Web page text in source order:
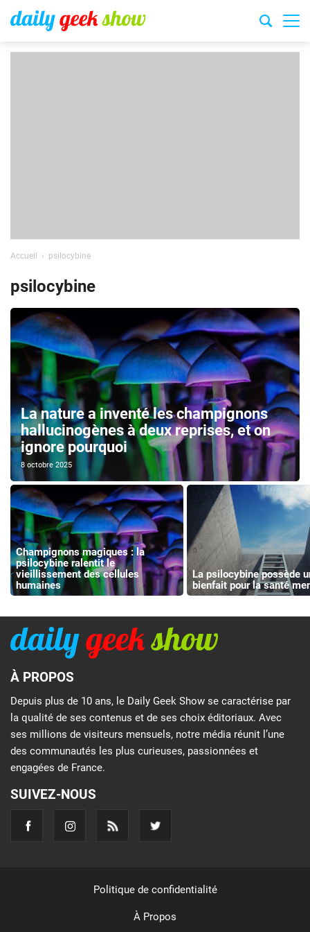
Accueil psilocybine
psilocybine
La nature a inventé les champignons
hallucinogènes à deux reprises, et on
ignore pourquoi
8 octobre 2025
Champignons magiques : la
psilocybine ralentit le
vieillissement des cellules
humaines
La psilocybine possède
bienfait pour la santé
À PROPOS
Depuis plus de 10 ans, le Daily Geek Show se caractérise par
la qualité de ses contenus et de ses choix éditoriaux. Avec
ses millions de visiteurs mensuels, notre média réunit l’une
des communautés les plus curieuses, passionnées et
engagées de France.
SUIVEZ-NOUS
Politique de confidentialité
À Propos